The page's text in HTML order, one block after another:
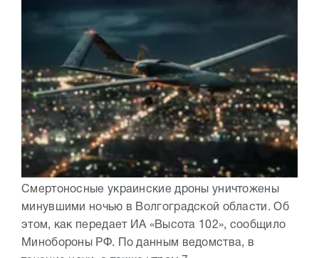
Смертоносные украинские дроны уничтожены
минувшими ночью в Волгоградской области. Об
этом, как передает ИА «Высота 102», сообщило
Минобороны РФ. По данным ведомства, в